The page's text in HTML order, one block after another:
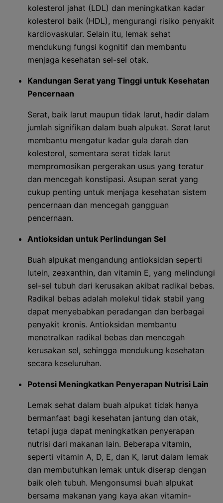
kolesterol jahat (LDL) dan meningkatkan kadar
kolesterol baik (HDL), mengurangi risiko penyakit
kardiovaskular. Selain itu, lemak sehat
mendukung fungsi kognitif dan membantu
menjaga kesehatan sel-sel otak.
Kandungan Serat yang Tinggi untuk Kesehatan
Pencernaan
Serat, baik larut maupun tidak larut, hadir dalam
jumlah signifikan dalam buah alpukat. Serat larut
membantu mengatur kadar gula darah dan
kolesterol, sementara serat tidak larut
mempromosikan pergerakan usus yang teratur
dan mencegah konstipasi. Asupan serat yang
cukup penting untuk menjaga kesehatan sistem
pencernaan dan mencegah gangguan
pencernaan.
Antioksidan untuk Perlindungan Sel
Buah alpukat mengandung antioksidan seperti
lutein, zeaxanthin, dan vitamin E, yang melindungi
sel-sel tubuh dari kerusakan akibat radikal bebas.
Radikal bebas adalah molekul tidak stabil yang
dapat menyebabkan peradangan dan berbagai
penyakit kronis. Antioksidan membantu
menetralkan radikal bebas dan mencegah
kerusakan sel, sehingga mendukung kesehatan
secara keseluruhan.
Potensi Meningkatkan Penyerapan Nutrisi Lain
Lemak sehat dalam buah alpukat tidak hanya
bermanfaat bagi kesehatan jantung dan otak,
tetapi juga dapat meningkatkan penyerapan
nutrisi dari makanan lain. Beberapa vitamin,
seperti vitamin A, D, E, dan K, larut dalam lemak
dan membutuhkan lemak untuk diserap dengan
baik oleh tubuh. Mengonsumsi buah alpukat
bersama makanan yang kaya akan vitamin-